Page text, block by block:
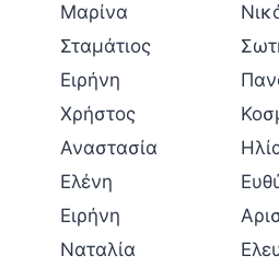
Μαρίνα
Σταμάτιος
Ειρήνη
Χρήστος
Αναστασία
Ελένη
Ειρήνη
Ναταλία